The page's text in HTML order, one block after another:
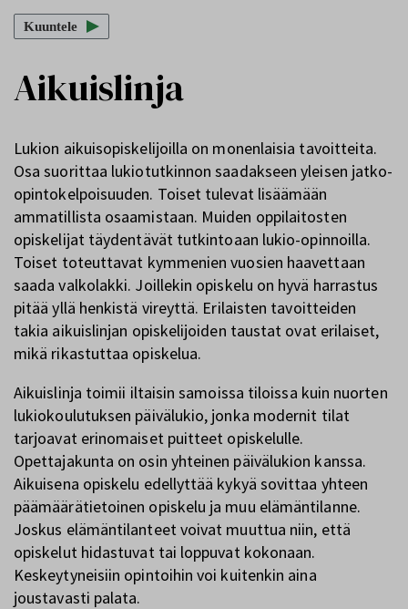
Kuuntele
Aikuislinja
Lukion aikuisopiskelijoilla on monenlaisia tavoitteita.
Osa suorittaa lukiotutkinnon saadakseen yleisen jatko-
opintokelpoisuuden. Toiset tulevat lisäämään
ammatillista osaamistaan. Muiden oppilaitosten
opiskelijat täydentävät tutkintoaan lukio-opinnoilla.
Toiset toteuttavat kymmenien vuosien haavettaan
saada valkolakki. Joillekin opiskelu on hyvä harrastus
pitää yllä henkistä vireyttä. Erilaisten tavoitteiden
takia aikuislinjan opiskelijoiden taustat ovat erilaiset,
mikä rikastuttaa opiskelua.
Aikuislinja toimii iltaisin samoissa tiloissa kuin nuorten
lukiokoulutuksen päivälukio, jonka modernit tilat
tarjoavat erinomaiset puitteet opiskelulle.
Opettajakunta on osin yhteinen päivälukion kanssa.
Aikuisena opiskelu edellyttää kykyä sovittaa yhteen
päämäärätietoinen opiskelu ja muu elämäntilanne.
Joskus elämäntilanteet voivat muuttua niin, että
opiskelut hidastuvat tai loppuvat kokonaan.
Keskeytyneisiin opintoihin voi kuitenkin aina
joustavasti palata.